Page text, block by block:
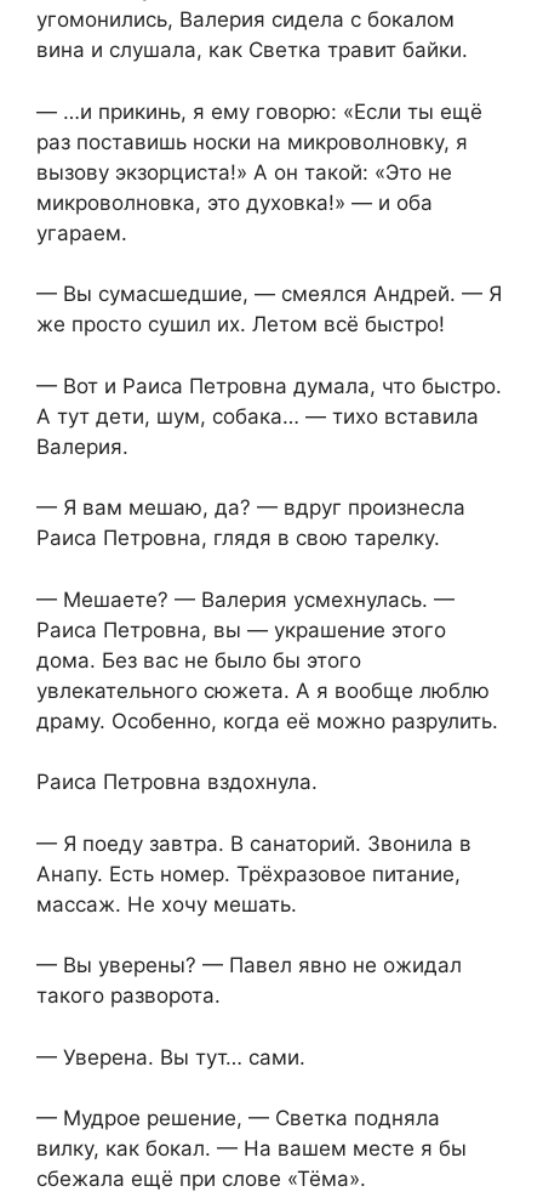
угомонились, Валерия сидела с бокалом
вина и слушала, как Светка травит байки.
— …и прикинь, я ему говорю: «Если ты ещё
раз поставишь носки на микроволновку, я
вызову экзорциста!» А он такой: «Это не
микроволновка, это духовка!» — и оба
угараем.
— Вы сумасшедшие, — смеялся Андрей. — Я
же просто сушил их. Летом всё быстро!
— Вот и Раиса Петровна думала, что быстро.
А тут дети, шум, собака… — тихо вставила
Валерия.
— Я вам мешаю, да? — вдруг произнесла
Раиса Петровна, глядя в свою тарелку.
— Мешаете? — Валерия усмехнулась. —
Раиса Петровна, вы — украшение этого
дома. Без вас не было бы этого
увлекательного сюжета. А я вообще люблю
драму. Особенно, когда её можно разрулить.
Раиса Петровна вздохнула.
— Я поеду завтра. В санаторий. Звонила в
Анапу. Есть номер. Трёхразовое питание,
массаж. Не хочу мешать.
— Вы уверены? — Павел явно не ожидал
такого разворота.
— Уверена. Вы тут… сами.
— Мудрое решение, — Светка подняла
вилку, как бокал. — На вашем месте я бы
сбежала ещё при слове «Тёма».